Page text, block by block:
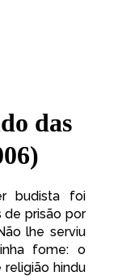
das
budista foi
de prisão por
lhe serviu
fome: o
hindu